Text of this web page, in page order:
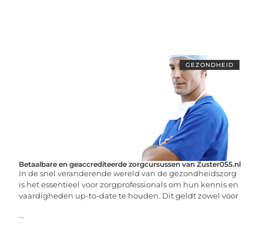
GEZONDHEID
Betaalbare en geaccrediteerde zorgcursussen van Zuster055.nl
In de snel veranderende wereld van de gezondheidszorg
is het essentieel voor zorgprofessionals om hun kennis en
vaardigheden up-to-date te houden. Dit geldt zowel voor
...